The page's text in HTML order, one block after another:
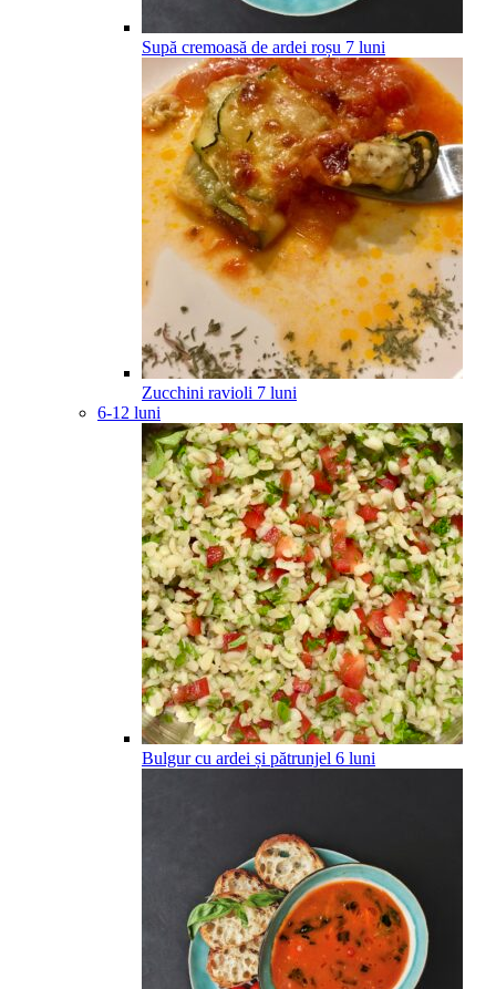
Supă cremoasă de ardei roșu 7 luni
Zucchini ravioli 7 luni
6-12 luni
Bulgur cu ardei și pătrunjel 6 luni